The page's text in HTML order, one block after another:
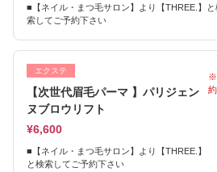
■【ネイル・まつ毛サロン】より【THREE.】と
索してご予約下さい
エクステ
【次世代眉毛パーマ 】パリジェン
ヌブロウリフト
¥6,600
■【ネイル・まつ毛サロン】より【THREE.】
と検索してご予約下さい
※